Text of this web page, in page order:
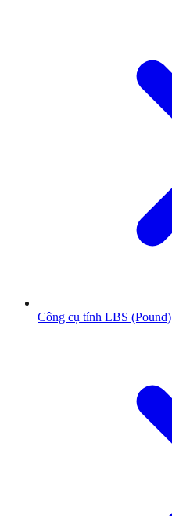
Công cụ tính LBS (Pound)